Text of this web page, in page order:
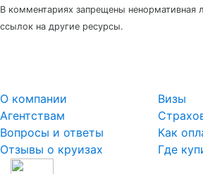
В комментариях запрещены ненормативная
ссылок на другие ресурсы.
О компании
Агентствам
Вопросы и ответы
Отзывы о круизах
Визы
Как
Где